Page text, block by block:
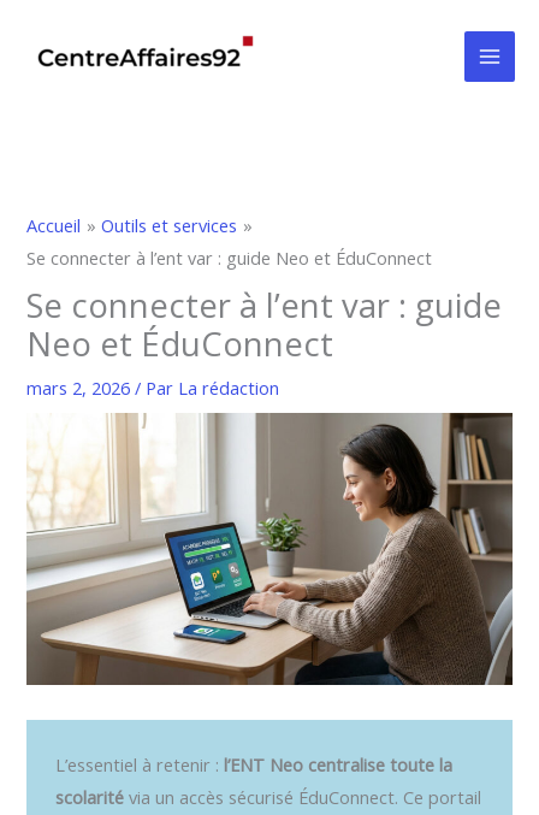
Accueil
Outils et services
Se connecter à l’ent var : guide Neo et ÉduConnect
Se connecter à l’ent var : guide
Neo et ÉduConnect
mars 2, 2026/ Par La rédaction
L’essentiel à retenir : l’ENT Neo centralise toute la
scolarité via un accès sécurisé ÉduConnect. Ce portail